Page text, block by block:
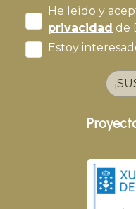
He leído y
privacidad de
Estoy